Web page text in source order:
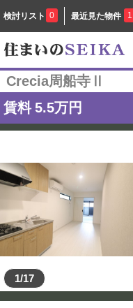
検討リスト 0 最近見た物件 1
Crecia周船寺Ⅱ
賃料 5.5万円
1/17